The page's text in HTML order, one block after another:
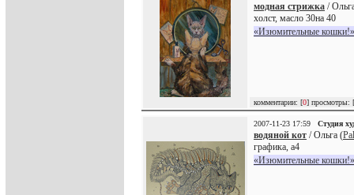
модная стрижка /
холст, масло 30на 40
«Изюмительные
комментарии: [0] просмотры: [
2007-11-23 17:59 Студия
водяной кот / Ольга (
графика, а4
«Изюмительные